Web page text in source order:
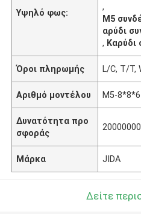
Υψηλό φως:
,
M5
αρύδι
, Καρύδι
Όροι πληρωμής L/C, T/T,
Αριθμό μοντέλου M5-8*8*6
Δυνατότητα προ
σφοράς
Μάρκα JIDA
Δείτε